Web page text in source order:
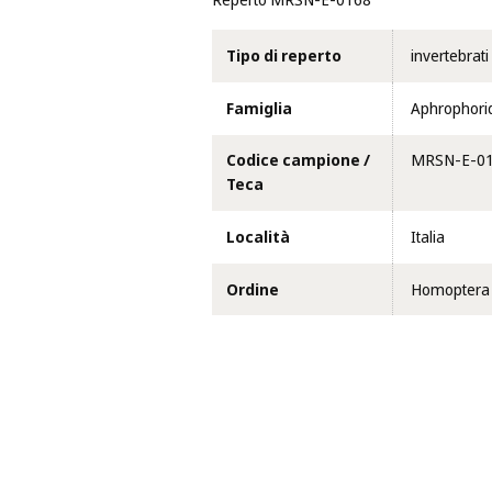
Tipo di reperto invertebrati
Famiglia
Codice campione /
Teca
MRSN-E-
Località Italia
Ordine Homoptera